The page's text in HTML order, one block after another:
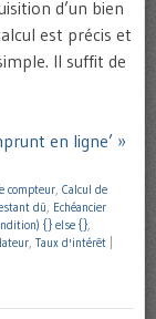
d’un bien
est précis et
Il suffit de
en ligne’ »
compteur, Calcul de
dû, Echéancier
{} else {},
, Taux d'intérêt